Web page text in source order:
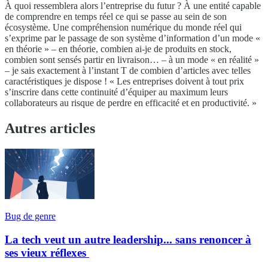
À quoi ressemblera alors l’entreprise du futur ? À une entité capable
de comprendre en temps réel ce qui se passe au sein de son
écosystème. Une compréhension numérique du monde réel qui
s’exprime par le passage de son système d’information d’un mode «
en théorie » – en théorie, combien ai-je de produits en stock,
combien sont sensés partir en livraison… – à un mode « en réalité »
– je sais exactement à l’instant T de combien d’articles avec telles
caractéristiques je dispose ! « Les entreprises doivent à tout prix
s’inscrire dans cette continuité d’équiper au maximum leurs
collaborateurs au risque de perdre en efficacité et en productivité. »
Autres articles
Bug de genre
La tech veut un autre leadership... sans renoncer à
ses vieux réflexes